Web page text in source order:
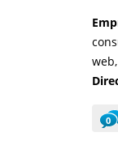
0